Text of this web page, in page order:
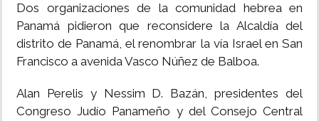
Dos organizaciones de la comunidad hebrea en
Panamá pidieron que reconsidere la Alcaldía del
distrito de Panamá, el renombrar la vía Israel en San
Francisco a avenida Vasco Núñez de Balboa.
Alan Perelis y Nessim D. Bazán, presidentes del
Congreso Judío Panameño y del Consejo Central